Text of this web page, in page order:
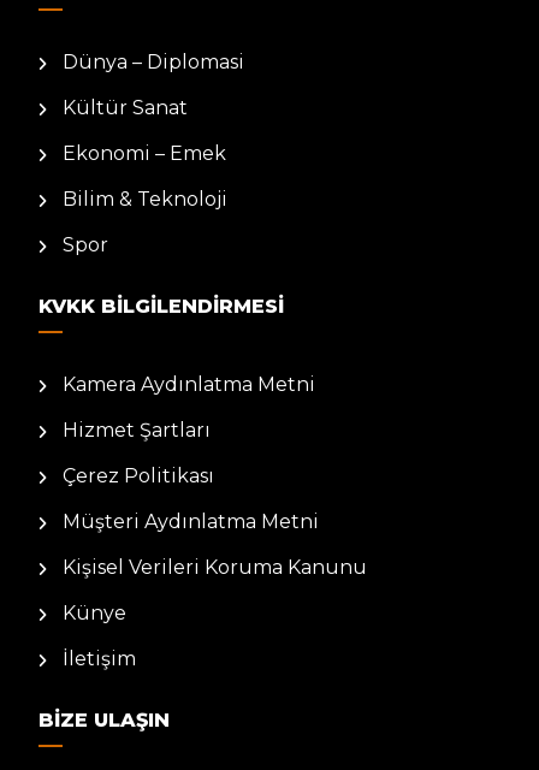
Dünya – Diplomasi
Kültür Sanat
Ekonomi – Emek
Bilim & Teknoloji
Spor
KVKK BILGILENDIRMESI
Kamera Aydınlatma Metni
Hizmet Şartları
Çerez Politikası
Müşteri Aydınlatma Metni
Kişisel Verileri Koruma Kanunu
Künye
İletişim
BIZE ULAŞIN